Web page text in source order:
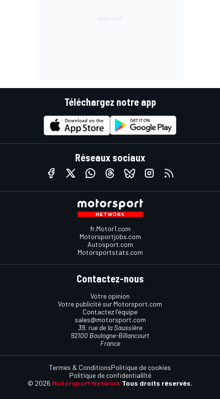
Téléchargez notre app
Réseaux sociaux
fr.Motor1.com
Motorsportjobs.com
Autosport.com
Motorsportstats.com
Contactez-nous
Votre opinion
Votre publicité sur Motorsport.com
Contactez l'équipe
sales@motorsport.com
39, rue de la Saussière
92100 Boulogne-Billancourt
France
© 2026 Motorsport Network Tous droits réservés.
Termes & ConditionsPolitique de cookies
Politique de confidentialilté